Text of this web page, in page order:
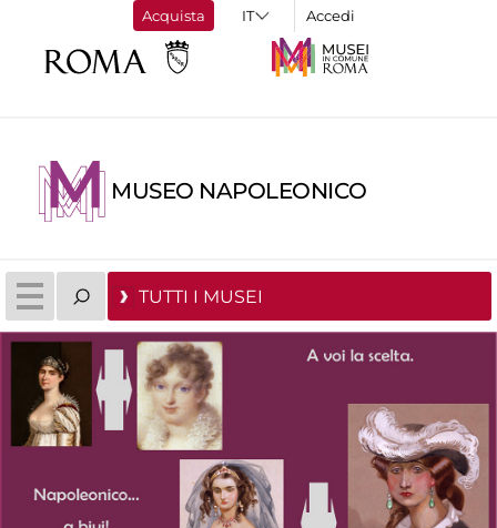
Acquista Accedi
MUSEO NAPOLEONICO
TUTTI I MUSEI